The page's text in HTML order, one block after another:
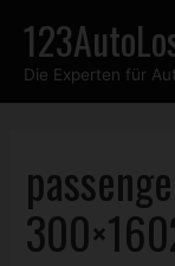
Inhalt
springen
Die Experten für